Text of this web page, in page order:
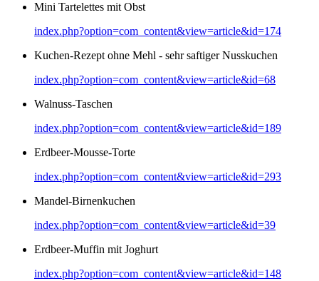
Mini Tartelettes mit Obst
index.php?option=com_content&view=article&id=174
Kuchen-Rezept ohne Mehl - sehr saftiger Nusskuchen
index.php?option=com_content&view=article&id=68
Walnuss-Taschen
index.php?option=com_content&view=article&id=189
Erdbeer-Mousse-Torte
index.php?option=com_content&view=article&id=293
Mandel-Birnenkuchen
index.php?option=com_content&view=article&id=39
Erdbeer-Muffin mit Joghurt
index.php?option=com_content&view=article&id=148